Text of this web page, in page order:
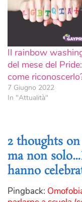
Il rainbow
del mese del Pride:
come
7 Giugno 2022
In "Attualità"
2 thoughts on
ma non
hanno
Pingback: